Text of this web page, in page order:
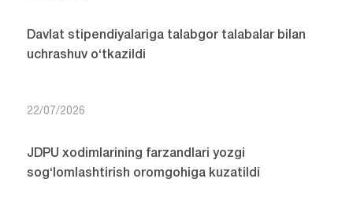
Davlat stipendiyalariga talabgor talabalar bilan
uchrashuv o‘tkazildi
22/07/2026
JDPU xodimlarining farzandlari yozgi
sog‘lomlashtirish oromgohiga kuzatildi